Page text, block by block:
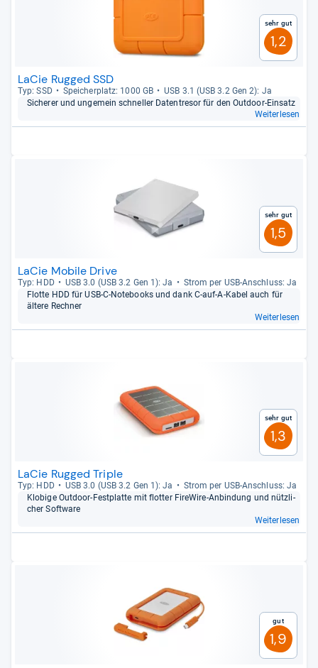
Sehr gut
1,2
LaCie Rugged SSD
Typ: SSD Spei­cher­platz: 1000 GB
USB 3.1 (USB 3.2 Gen 2): Ja
Siche­rer und unge­mein schnel­ler Daten­tre­sor für den Out­door-​Ein­satz
Weiterlesen
Sehr gut
1,5
LaCie Mobile Drive
Typ: HDD USB 3.0 (USB 3.2 Gen 1): Ja
Strom per USB-​Anschluss: Ja
Flotte HDD für USB-​C-​Note­books und dank C-​auf-​A-​Kabel auch für
ältere Rech­ner
Weiterlesen
Sehr gut
1,3
LaCie Rugged Triple
Typ: HDD USB 3.0 (USB 3.2 Gen 1): Ja
Strom per USB-​Anschluss: Ja
Klo­bige Out­door-​Fest­platte mit flot­ter Fire­Wire-​Anbin­dung und nütz­li­
cher Soft­ware
Weiterlesen
Gut
1,9